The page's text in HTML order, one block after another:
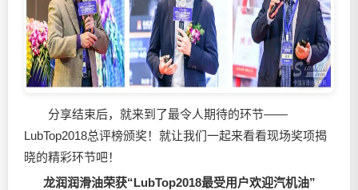
分享结束后，就来到了最令人期待的环节——
LubTop2018总评榜颁奖！就让我们一起来看看现场奖项揭
晓的精彩环节吧！
龙润润滑油荣获“LubTop2018最受用户欢迎汽机油”